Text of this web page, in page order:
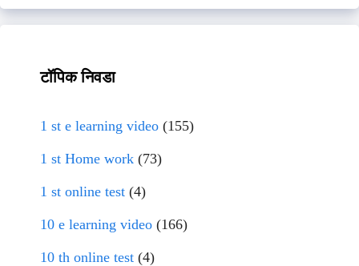
टॉपिक निवडा
1 st e learning video (155)
1 st Home work (73)
1 st online test (4)
10 e learning video (166)
10 th online test (4)